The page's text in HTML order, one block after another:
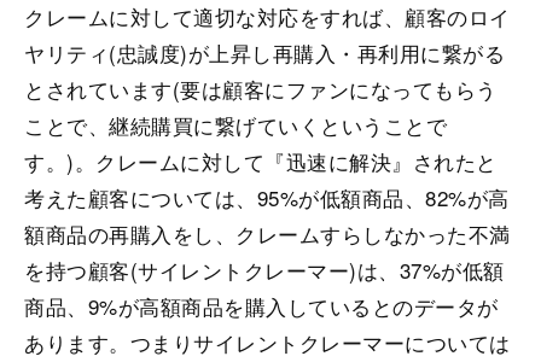
クレームに対して適切な対応をすれば、顧客のロイ
ヤリティ(忠誠度)が上昇し再購入・再利用に繋がる
とされています(要は顧客にファンになってもらう
ことで、継続購買に繋げていくということで
す。)。クレームに対して『迅速に解決』されたと
考えた顧客については、95%が低額商品、82%が高
額商品の再購入をし、クレームすらしなかった不満
を持つ顧客(サイレントクレーマー)は、37%が低額
商品、9%が高額商品を購入しているとのデータが
あります。つまりサイレントクレーマーについては